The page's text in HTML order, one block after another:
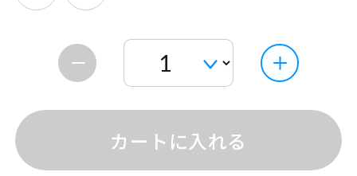
カートに入れる